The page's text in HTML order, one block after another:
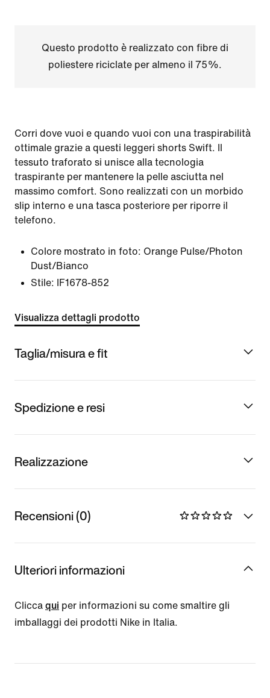
Questo prodotto è realizzato con fibre di
poliestere riciclate per almeno il 75%.
Corri dove vuoi e quando vuoi con una traspirabilità
ottimale grazie a questi leggeri shorts Swift. Il
tessuto traforato si unisce alla tecnologia
traspirante per mantenere la pelle asciutta nel
massimo comfort. Sono realizzati con un morbido
slip interno e una tasca posteriore per riporre il
telefono.
Colore mostrato in foto: Orange Pulse/Photon
Dust/Bianco
Stile:
IF1678-852
Visualizza dettagli prodotto
Taglia/misura e fit
Spedizione e resi
Realizzazione
Recensioni (0)
Ulteriori informazioni
Clicca qui per informazioni su come smaltire gli
imballaggi dei prodotti Nike in Italia.